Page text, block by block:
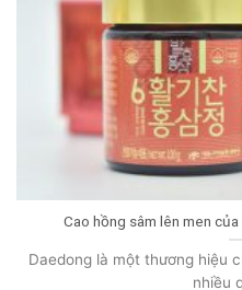
Cao hồng sâm lên men
Daedong là một thương hiệu
nhiều